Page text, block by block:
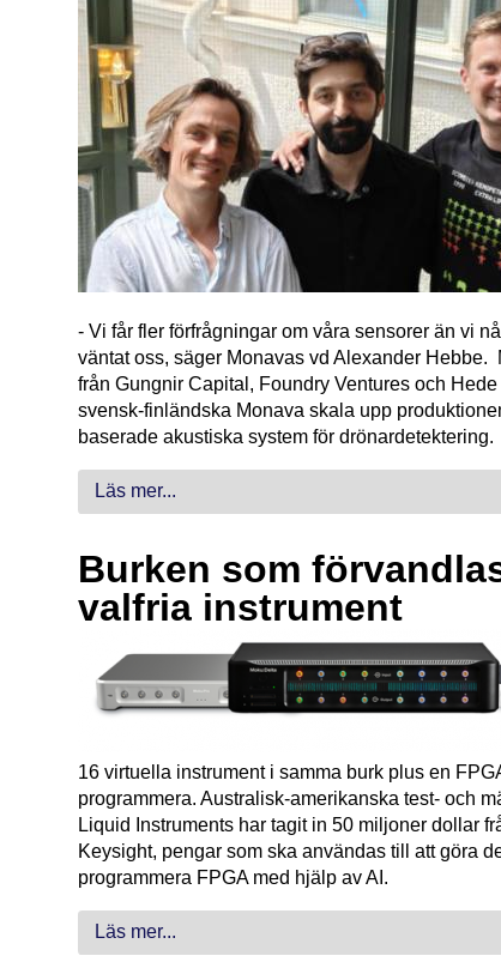
- Vi får fler förfrågningar om våra sensorer än vi
väntat oss, säger Monavas vd Alexander Hebbe.
från Gungnir Capital, Foundry Ventures och
svensk-finländska Monava skala upp
baserade akustiska system för drönardetektering.
Läs mer...
Burken som
valfria instrument
16 virtuella instrument i samma burk plus en
programmera. Australisk-amerikanska test- och
Liquid Instruments har tagit in 50 miljoner dollar
Keysight, pengar som ska användas till att göra
programmera FPGA med hjälp av AI.
Läs mer...